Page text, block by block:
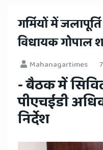
Hindi
News,
Hindi
Samachar,
Jaipur
Rajasthan
News
​गर्मियों में
विधायक गोपाल
Mahanagartimes
- बैठक में
पीएचईडी
निर्देश